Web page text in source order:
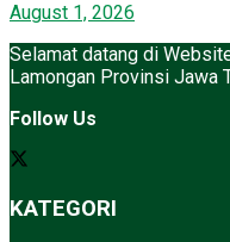
August 1, 2026
Selamat datang di
Lamongan Provinsi Jawa
Follow Us
KATEGORI